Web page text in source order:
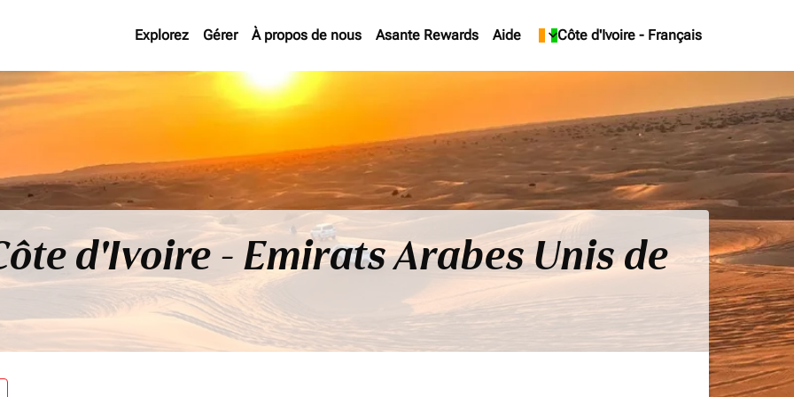
Explorez Gérer À propos de nous Asante Rewards Aide Côte d'Ivoire - Français
keyboard_arrow_down
d'Ivoire - Emirats Arabes Unis de